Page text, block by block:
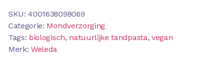
SKU:4001638098069
Categorie: Mondverzorging
Tags: biologisch, natuurlijke tandpasta, vegan
Merk:Weleda